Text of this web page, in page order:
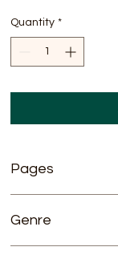
Quantity *
Pages
Genre